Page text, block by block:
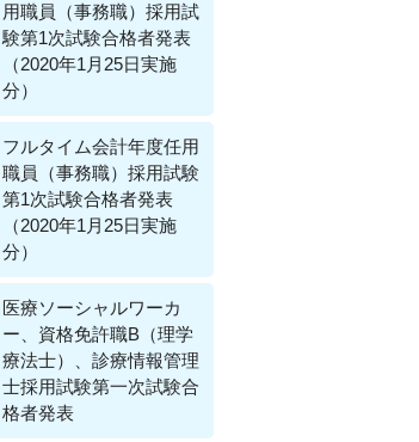
用職員（事務職）採用試
験第1次試験合格者発表
（2020年1月25日実施
分）
フルタイム会計年度任用
職員（事務職）採用試験
第1次試験合格者発表
（2020年1月25日実施
分）
医療ソーシャルワーカ
ー、資格免許職B（理学
療法士）、診療情報管理
士採用試験第一次試験合
格者発表